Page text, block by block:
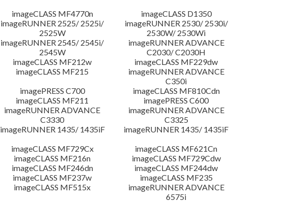
imageCLASS MF4770n
imageCLASS D1350
imageRUNNER 2525/ 2525i/
2525W
imageRUNNER 2530/ 2530i/
2530W/ 2530Wi
imageRUNNER 2545/ 2545i/
2545W
imageRUNNER ADVANCE
C2030/ C2030H
imageCLASS MF212w
imageCLASS MF229dw
imageCLASS MF215
imageRUNNER ADVANCE
C350i
imagePRESS C700
imageCLASS MF810Cdn
imageCLASS MF211
imagePRESS C600
imageRUNNER ADVANCE
C3330
imageRUNNER ADVANCE
C3325
imageRUNNER 1435/ 1435iF
imageRUNNER 1435/ 1435iF
imageCLASS MF729Cx
imageCLASS MF621Cn
imageCLASS MF216n
imageCLASS MF729Cdw
imageCLASS MF246dn
imageCLASS MF244dw
imageCLASS MF237w
imageCLASS MF235
imageCLASS MF515x
imageRUNNER ADVANCE
6575i